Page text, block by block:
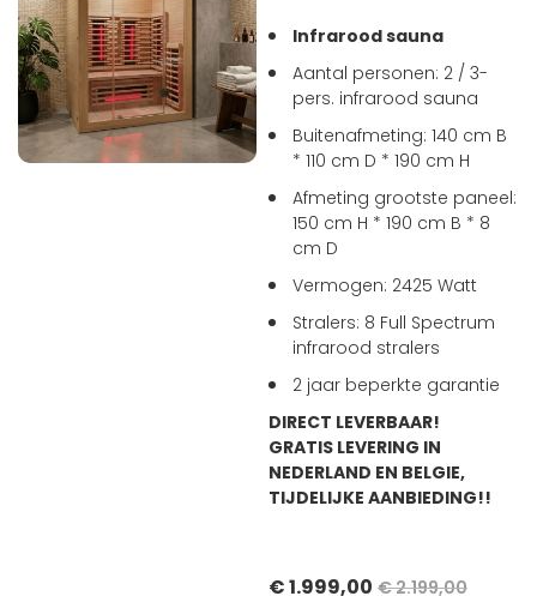
Infrarood sauna
Aantal personen: 2 / 3-
pers. infrarood sauna
Buitenafmeting: 140 cm B
* 110 cm D * 190 cm H
Afmeting grootste paneel:
150 cm H * 190 cm B * 8
cm D
Vermogen: 2425 Watt
Stralers: 8 Full Spectrum
infrarood stralers
2 jaar beperkte garantie
DIRECT LEVERBAAR!
GRATIS LEVERING IN
NEDERLAND EN BELGIE,
TIJDELIJKE AANBIEDING!!
€ 1.999,00 € 2.199,00